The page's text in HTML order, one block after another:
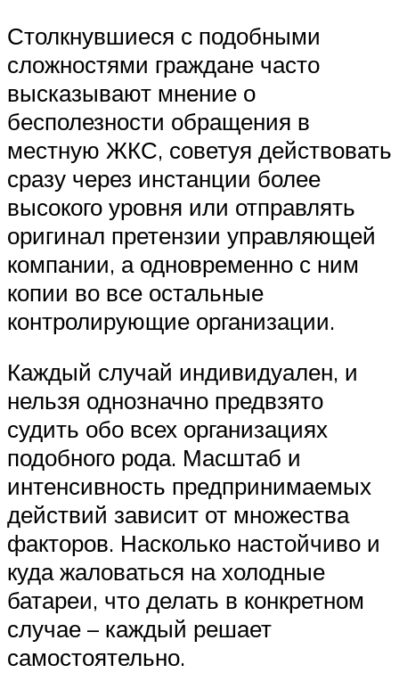
Столкнувшиеся с подобными
сложностями граждане часто
высказывают мнение о
бесполезности обращения в
местную ЖКС, советуя действовать
сразу через инстанции более
высокого уровня или отправлять
оригинал претензии управляющей
компании, а одновременно с ним
копии во все остальные
контролирующие организации.
Каждый случай индивидуален, и
нельзя однозначно предвзято
судить обо всех организациях
подобного рода. Масштаб и
интенсивность предпринимаемых
действий зависит от множества
факторов. Насколько настойчиво и
куда жаловаться на холодные
батареи, что делать в конкретном
случае – каждый решает
самостоятельно.